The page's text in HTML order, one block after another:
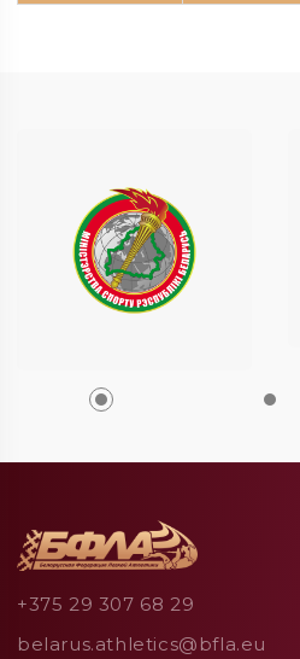
+375 29 307 68 29
belarus.athletics@bfla.eu